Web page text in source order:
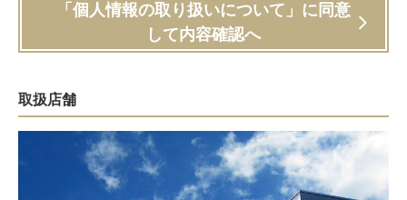
「個人情報の取り扱いについて」に同意
して内容確認へ
取扱店舗